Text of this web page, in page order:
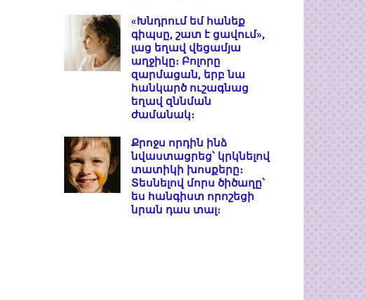
«Խնդրում եմ հանեք
գիպսը, շատ է ցավում»,
լաց եղավ վեցամյա
աղջիկը։ Բոլորը
զարմացան, երբ նա
հանկարծ ուշագնաց
եղավ զննման
ժամանակ։
Քրոջս որդին ինձ
նվաստացրեց՝ կրկնելով
տատիկի խոսքերը։
Տեսնելով մորս ծիծաղը՝
ես հանգիստ որոշեցի
նրան դաս տալ։